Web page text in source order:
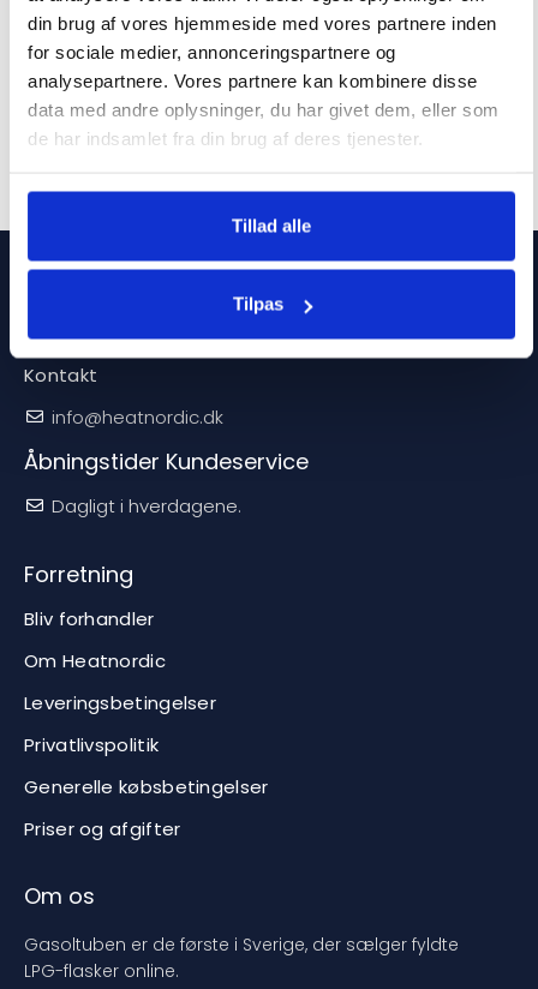
din brug af vores hjemmeside med vores partnere inden
for sociale medier, annonceringspartnere og
analysepartnere. Vores partnere kan kombinere disse
data med andre oplysninger, du har givet dem, eller som
de har indsamlet fra din brug af deres tjenester.
Tillad alle
Tilpas
6869kr. 6780kr.
Sporgsmål og svar
Kontakt
info@heatnordic.dk
Åbningstider Kundeservice
Dagligt i hverdagene.
Forretning
Bliv forhandler
Om Heatnordic
Leveringsbetingelser
Privatlivspolitik
Generelle købsbetingelser
Priser og afgifter
Om os
Gasoltuben er de første i Sverige, der sælger fyldte
LPG-flasker online.